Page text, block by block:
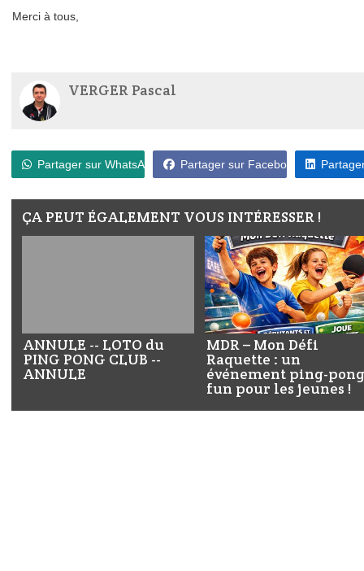
Merci à tous,
VERGER Pascal
Partager sur WhatsApp Partager sur Facebook
ÇA PEUT ÉGALEMENT VOUS INTÉRESSER !
ANNULE -- LOTO du
PING PONG CLUB --
ANNULE
MDR – Mon Défi
Raquette : un
événement ping-pong
fun pour les jeunes !